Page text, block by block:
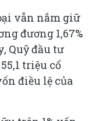
vẫn nắm giữ
đương 1,67%
Quỹ đầu tư
triệu cổ
điều lệ của